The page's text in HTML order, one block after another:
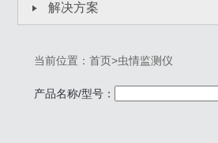
解决方案
当前位置： 首页>虫情监测仪
产品名称/型号：